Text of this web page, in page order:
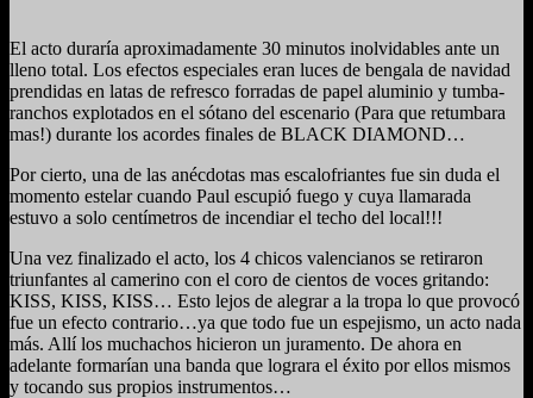
El acto duraría aproximadamente 30 minutos inolvidables ante un
lleno total. Los efectos especiales eran luces de bengala de navidad
prendidas en latas de refresco forradas de papel aluminio y tumba-
ranchos explotados en el sótano del escenario (Para que retumbara
mas!) durante los acordes finales de BLACK DIAMOND…
Por cierto, una de las anécdotas mas escalofriantes fue sin duda el
momento estelar cuando Paul escupió fuego y cuya llamarada
estuvo a solo centímetros de incendiar el techo del local!!!
Una vez finalizado el acto, los 4 chicos valencianos se retiraron
triunfantes al camerino con el coro de cientos de voces gritando:
KISS, KISS, KISS… Esto lejos de alegrar a la tropa lo que provocó
fue un efecto contrario…ya que todo fue un espejismo, un acto nada
más. Allí los muchachos hicieron un juramento. De ahora en
adelante formarían una banda que lograra el éxito por ellos mismos
y tocando sus propios instrumentos…